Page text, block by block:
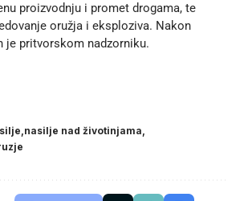
proizvodnju i promet drogama, te
oružja i eksploziva. Nakon
je pritvorskom nadzorniku.
nasilje nad životinjama